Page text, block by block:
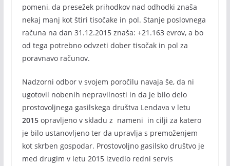
pomeni, da presežek prihodkov nad odhodki znaša
nekaj manj kot štiri tisočake in pol. Stanje poslovnega
računa na dan 31.12.2015 znaša: +21.163 evrov, a bo
od tega potrebno odvzeti dober tisočak in pol za
poravnavo računov.
Nadzorni odbor v svojem poročilu navaja še, da ni
ugotovil nobenih nepravilnosti in da je bilo delo
prostovoljnega gasilskega društva Lendava v letu
2015opravljeno v skladu z nameni in cilji za katero
je bilo ustanovljeno ter da upravlja s premoženjem
kot skrben gospodar. Prostovoljno gasilsko društvo je
med drugim v letu 2015 izvedlo redni servis